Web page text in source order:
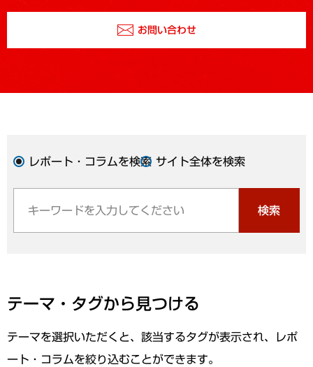
お問い合わせ
レポート・コラムを検索 サイト全体を検索
検索
テーマ・タグから見つける
テーマを選択いただくと、該当するタグが表示され、レポ
ート・コラムを絞り込むことができます。